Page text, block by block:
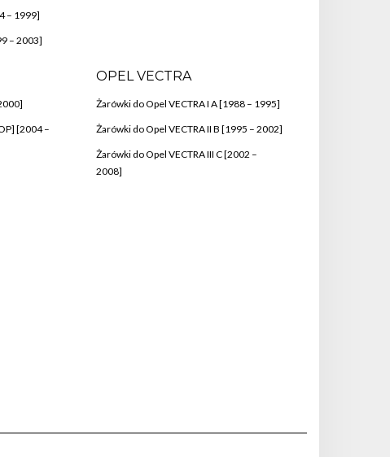
– 1999]
– 2003]
[2004 –
OPEL VECTRA
Żarówki do Opel VECTRA I A [1988 – 1995]
Żarówki do Opel VECTRA II B [1995 – 2002]
Żarówki do Opel VECTRA III C [2002 –
2008]